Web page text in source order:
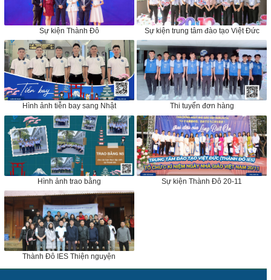
Sự kiện Thành Đô Sự kiện trung tâm đào tạo Việt Đức
Hình ảnh tiễn bay sang Nhật Thi tuyển đơn hàng
Hình ảnh trao bằng Sự kiện Thành Đô 20-11
Thành Đô IES Thiện nguyện